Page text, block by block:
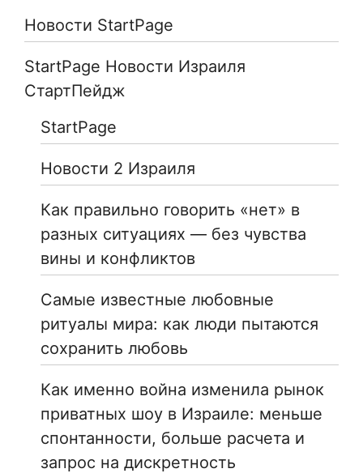
Новости StartPage
StartPage Новости Израиля
СтартПейдж
StartPage
Новости 2 Израиля
Как правильно говорить «нет» в
разных ситуациях — без чувства
вины и конфликтов
Самые известные любовные
ритуалы мира: как люди пытаются
сохранить любовь
Как именно война изменила рынок
приватных шоу в Израиле: меньше
спонтанности, больше расчета и
запрос на дискретность